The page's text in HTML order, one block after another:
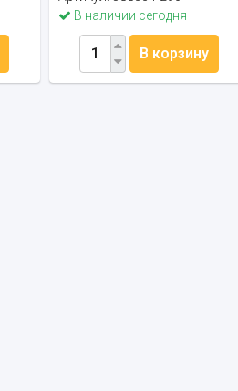
В наличии сегодня
В корзину